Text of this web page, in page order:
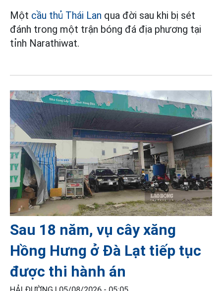
Một cầu thủ Thái Lan qua đời sau khi bị sét
đánh trong một trận bóng đá địa phương tại
tỉnh Narathiwat.
Sau 18 năm, vụ cây xăng
Hồng Hưng ở Đà Lạt tiếp tục
được thi hành án